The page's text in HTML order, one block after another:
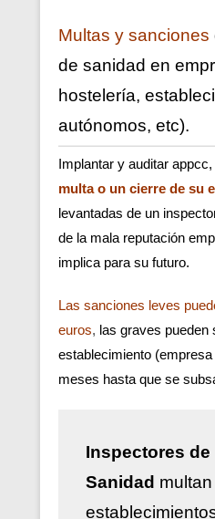
Multas y sanciones
de sanidad en
hostelería,
autónomos, etc).
Implantar y auditar
multa o un cierre de su
levantadas de un
de la mala reputación
implica para su futuro.
Las sanciones leves
euros, las graves pueden
establecimiento
meses hasta que se
Inspectores de
Sanidad